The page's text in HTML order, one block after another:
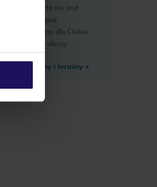
Ups, ta oferta nie jest
dostępna.
Przygotowaliśmy dla Ciebie
podobne oferty:
Zobacz inne ceny i terminy »